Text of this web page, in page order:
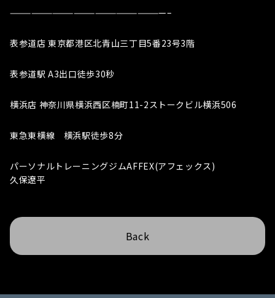
——————————————————————–
表参道店 東京都港区北青山三丁目5番23号3階
表参道駅 A3出口徒歩30秒
横浜店 神奈川県横浜西区楠町11-2ストークビル横浜506
東急東横線 横浜駅徒歩8分
パーソナルトレーニングジムAFFEX(アフェックス)
久保遼平
Back